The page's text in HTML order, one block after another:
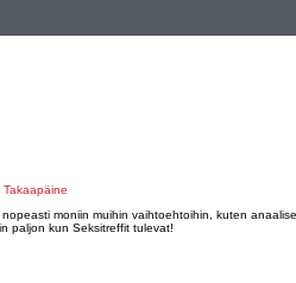
Takaapäine
moniin muihin vaihtoehtoihin, kuten
paljon kun Seksitreffit tulevat!